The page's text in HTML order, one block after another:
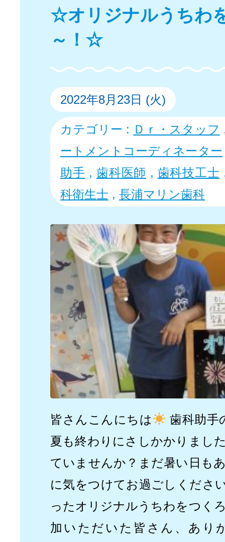
☆オリジナルうちわ
～！☆
2022年8月23日 (火)
カテゴリー : Ｄｒ・スタッフ
ートメントコーディネーター
助手 , 歯科医師 , 歯科技工士
科衛生士 , 長浦マリン歯科
皆さんこんにちは
歯科助
夏も終わりにさしかかりまし
ていませんか？まだ暑い日も
に気をつけてお過ごしくださ
ったオリジナルうちわをつく
加いただいた皆さん、あり